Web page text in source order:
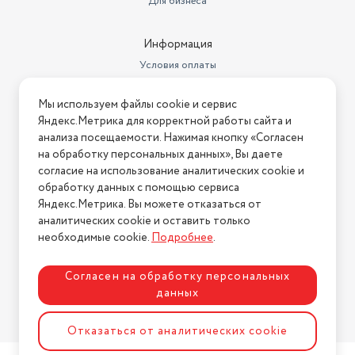
Информация
Условия оплаты
Условия возврата
Нашли ошибку на сайте? Напишите нам
2026 © Интернет-магазин "АстМаркет". У нас есть всё!
Политика конфиденциальности
Разработка сайтаASTDESIGN
Мы используем файлы cookie и сервис
Яндекс.Метрика для корректной работы сайта и
анализа посещаемости. Нажимая кнопку «Согласен
на обработку персональных данных», Вы даете
согласие на использование аналитических cookie и
обработку данных с помощью сервиса
Яндекс.Метрика. Вы можете отказаться от
аналитических cookie и оставить только
необходимые cookie.Подробнее.
Согласен на обработку персональных
данных
Отказаться от аналитических cookie